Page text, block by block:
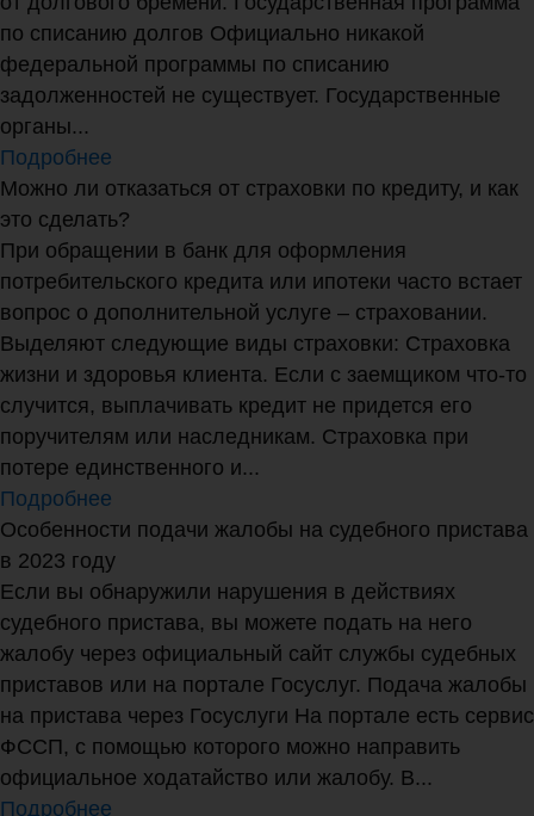
по списанию долгов Официально никакой
федеральной программы по списанию
задолженностей не существует. Государственные
органы...
Подробнее
Можно ли отказаться от страховки по кредиту, и как
это сделать?
При обращении в банк для оформления
потребительского кредита или ипотеки часто встает
вопрос о дополнительной услуге – страховании.
Выделяют следующие виды страховки: Страховка
жизни и здоровья клиента. Если с заемщиком что-то
случится, выплачивать кредит не придется его
поручителям или наследникам. Страховка при
потере единственного и...
Подробнее
Особенности подачи жалобы на судебного пристава
в 2023 году
Если вы обнаружили нарушения в действиях
судебного пристава, вы можете подать на него
жалобу через официальный сайт службы судебных
приставов или на портале Госуслуг. Подача жалобы
на пристава через Госуслуги На портале есть сервис
ФССП, с помощью которого можно направить
официальное ходатайство или жалобу. В...
Подробнее